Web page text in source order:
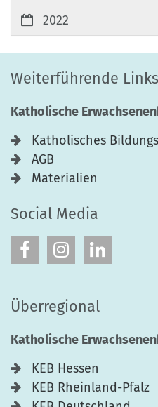
2022
Weiterführende Links
Katholische
Katholisches
AGB
Materialien
Social Media
Überregional
Katholische
KEB Hessen
KEB Rheinland-Pfalz